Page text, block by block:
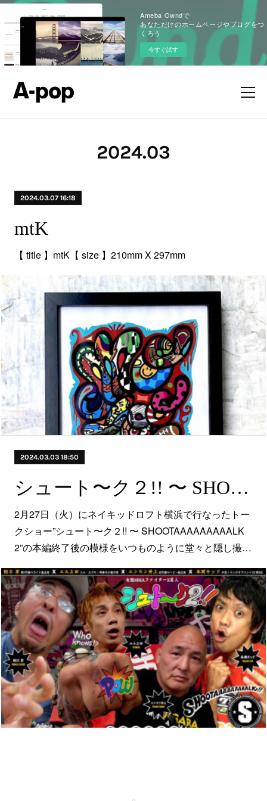
Ameba Owndで
あなただけのホームページやブログをつ
くろう
今すぐ試す
2024.03
2024.03.07 16:18
mtK
【 title 】mtK【 size 】210mm X 297mm
2024.03.03 18:50
シュート〜ク２!! 〜 SHOOTAAAAAAAAALK 2 無事隠し撮り❤️
2月27日（火）にネイキッドロフト横浜で行なったトー
クショー”シュート〜ク２!! 〜 SHOOTAAAAAAAAALK
2”の本編終了後の模様をいつものように堂々と隠し撮…